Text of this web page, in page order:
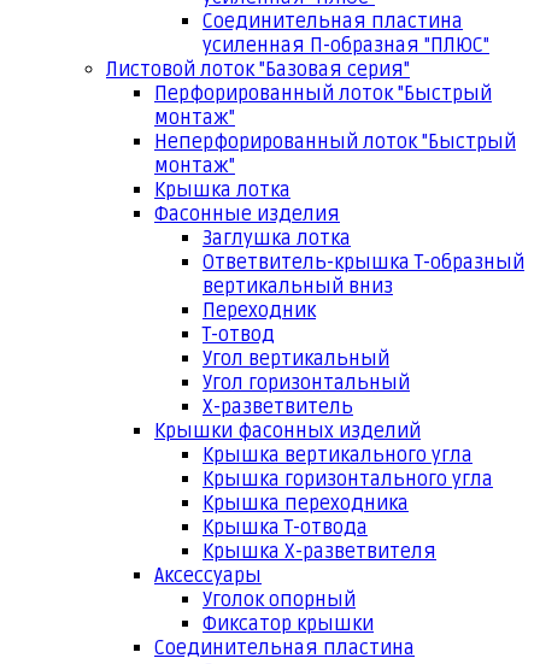
Соединительная пластина
усиленная П-образная "ПЛЮС"
Листовой лоток "Базовая серия"
Перфорированный лоток "Быстрый
монтаж"
Неперфорированный лоток "Быстрый
монтаж"
Крышка лотка
Фасонные изделия
Заглушка лотка
Ответвитель-крышка Т-образный
вертикальный вниз
Переходник
Т-отвод
Угол вертикальный
Угол горизонтальный
Х-разветвитель
Крышки фасонных изделий
Крышка вертикального угла
Крышка горизонтального угла
Крышка переходника
Крышка Т-отвода
Крышка Х-разветвителя
Аксессуары
Уголок опорный
Фиксатор крышки
Соединительная пластина